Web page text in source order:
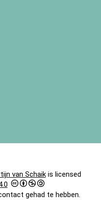
van Schaikis licensed
gehad te hebben.